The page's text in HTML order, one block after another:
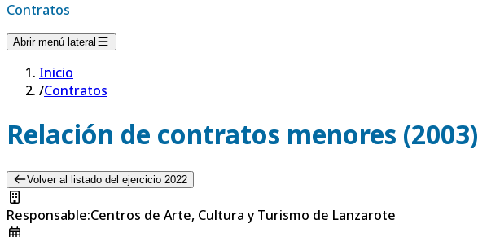
Contratos
Abrir menú lateral
Inicio
/Contratos
Relación de contratos menores (2003)
Volver al listado del ejercicio 2022
Responsable:Centros de Arte, Cultura y Turismo de Lanzarote